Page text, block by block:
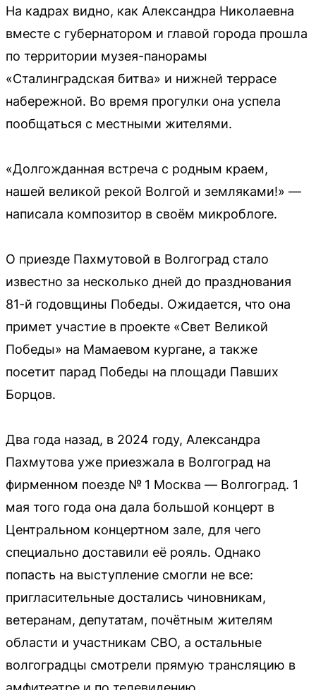
На кадрах видно, как Александра Николаевна
вместе с губернатором и главой города прошла
по территории музея-панорамы
«Сталинградская битва» и нижней террасе
набережной. Во время прогулки она успела
пообщаться с местными жителями.
«Долгожданная встреча с родным краем,
нашей великой рекой Волгой и земляками!» —
написала композитор в своём микроблоге.
О приезде Пахмутовой в Волгоград стало
известно за несколько дней до празднования
81-й годовщины Победы. Ожидается, что она
примет участие в проекте «Свет Великой
Победы» на Мамаевом кургане, а также
посетит парад Победы на площади Павших
Борцов.
Два года назад, в 2024 году, Александра
Пахмутова уже приезжала в Волгоград на
фирменном поезде № 1 Москва — Волгоград. 1
мая того года она дала большой концерт в
Центральном концертном зале, для чего
специально доставили её рояль. Однако
попасть на выступление смогли не все:
пригласительные достались чиновникам,
ветеранам, депутатам, почётным жителям
области и участникам СВО, а остальные
волгоградцы смотрели прямую трансляцию в